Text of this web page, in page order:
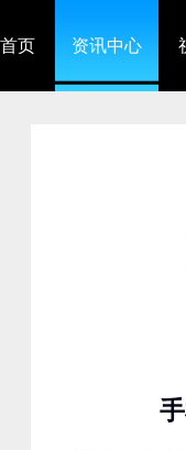
首页 资讯中心
手